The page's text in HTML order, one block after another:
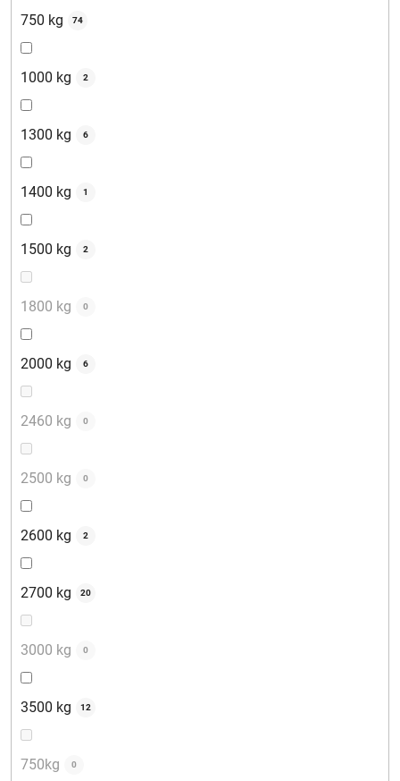
750 kg 74
1000 kg 2
1300 kg 6
1400 kg 1
1500 kg 2
1800 kg 0
2000 kg 6
2460 kg 0
2500 kg 0
2600 kg 2
2700 kg 20
3000 kg 0
3500 kg 12
750kg 0